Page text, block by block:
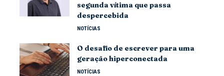
segunda vítima que passa
despercebida
NOTÍCIAS
O desafio de escrever para uma
geração hiperconectada
NOTÍCIAS